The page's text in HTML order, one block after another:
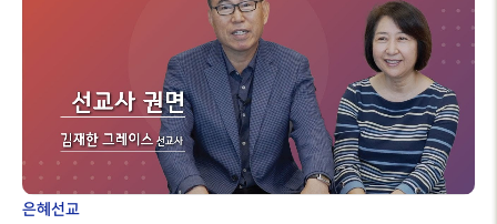
은혜선교